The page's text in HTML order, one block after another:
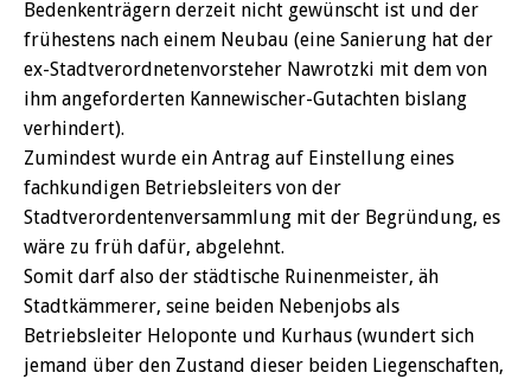
Bedenkenträgern derzeit nicht gewünscht ist und der
frühestens nach einem Neubau (eine Sanierung hat der
ex-Stadtverordnetenvorsteher Nawrotzki mit dem von
ihm angeforderten Kannewischer-Gutachten bislang
verhindert).
Zumindest wurde ein Antrag auf Einstellung eines
fachkundigen Betriebsleiters von der
Stadtverordentenversammlung mit der Begründung, es
wäre zu früh dafür, abgelehnt.
Somit darf also der städtische Ruinenmeister, äh
Stadtkämmerer, seine beiden Nebenjobs als
Betriebsleiter Heloponte und Kurhaus (wundert sich
jemand über den Zustand dieser beiden Liegenschaften,